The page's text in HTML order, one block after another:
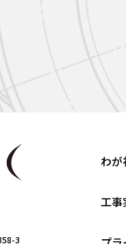
3
わが
工事